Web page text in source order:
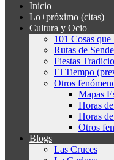
Inicio
Lo+próximo (citas)
Cultura y Ocio
101 Cosas que
Rutas de
Fiestas
El Tiempo
Otros
Mapas
Horas
Horas
Otros
Blogs
Las Cruces